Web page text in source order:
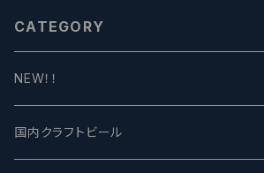
CATEGORY
NEW！！
国内クラフトビール